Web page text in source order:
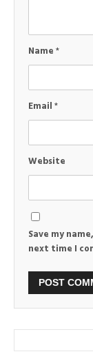
Name*
Email*
Website
Save my
next time I